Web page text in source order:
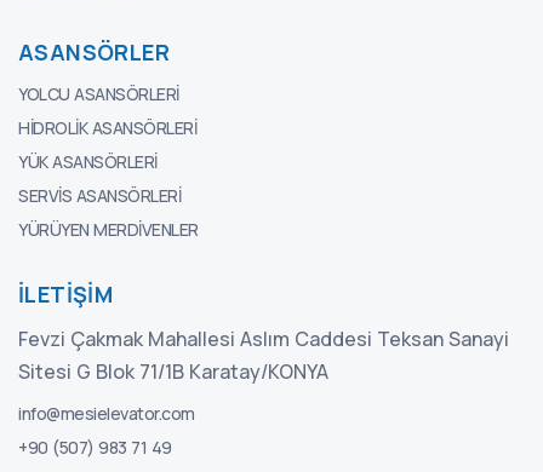
ASANSÖRLER
YOLCU ASANSÖRLERI
HIDROLIK ASANSÖRLERI
YÜK ASANSÖRLERI
SERVIS ASANSÖRLERI
YÜRÜYEN MERDIVENLER
İLETIŞIM
Fevzi Çakmak Mahallesi Aslım Caddesi Teksan Sanayi
Sitesi G Blok 71/1B Karatay/KONYA
info@mesielevator.com
+90 (507) 983 71 49